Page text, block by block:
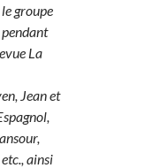
groupe
La
Jean et
ainsi